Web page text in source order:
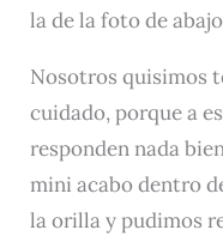
la de la foto de
Nosotros quisimos
cuidado, porque a
responden nada
mini acabo dentro
la orilla y pudimos